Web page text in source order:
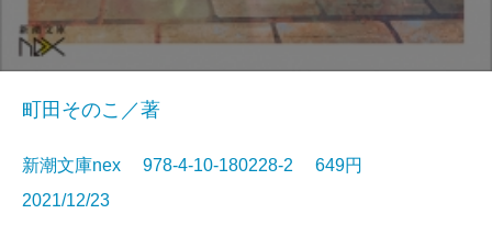
町田そのこ／著
新潮文庫nex 978-4-10-180228-2 649円
2021/12/23